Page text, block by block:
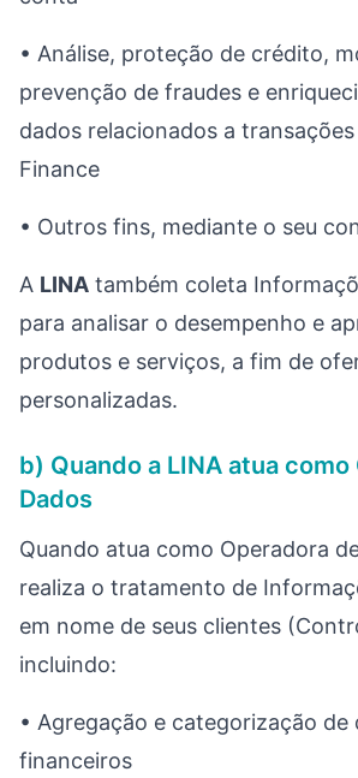
• Análise, proteção de crédito,
prevenção de fraudes e
dados relacionados a
Finance
• Outros fins, mediante o seu
A LINA também coleta
para analisar o desempenho e
produtos e serviços, a fim de
personalizadas.
b) Quando a LINA atua
Dados
Quando atua como Operadora
realiza o tratamento de
em nome de seus clientes
incluindo:
• Agregação e categorização de
financeiros